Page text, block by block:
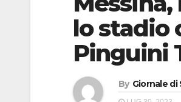
lo stadio
Pinguini
By Giornale di